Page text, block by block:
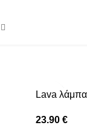
Lava
23.90 €